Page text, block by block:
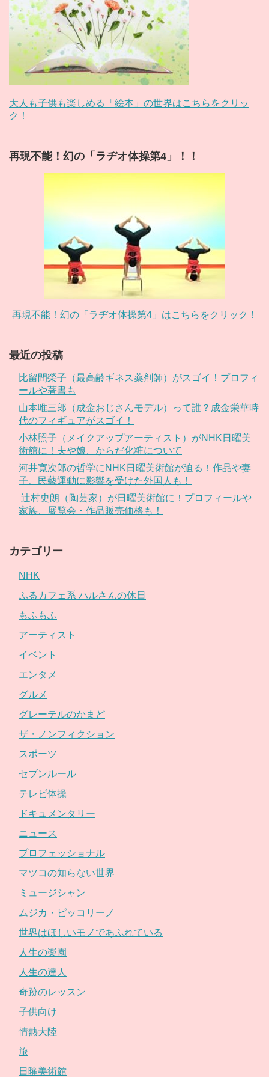
大人も子供も楽しめる「絵本」の世界はこちらをクリッ
ク！
再現不能！幻の「ラヂオ体操第4」！！
再現不能！幻の「ラヂオ体操第4」はこちらをクリック！
最近の投稿
比留間榮子（最高齢ギネス薬剤師）がスゴイ！プロフィ
ールや著書も
山本唯三郎（成金おじさんモデル）って誰？成金栄華時
代のフィギュアがスゴイ！
小林照子（メイクアップアーティスト）がNHK日曜美
術館に！夫や娘、からだ化粧について
河井寛次郎の哲学にNHK日曜美術館が迫る！作品や妻
子、民藝運動に影響を受けた外国人も！
辻村史朗（陶芸家）が日曜美術館に！プロフィールや
家族、展覧会・作品販売価格も！
カテゴリー
NHK
ふるカフェ系 ハルさんの休日
もふもふ
アーティスト
イベント
エンタメ
グルメ
グレーテルのかまど
ザ・ノンフィクション
スポーツ
セブンルール
テレビ体操
ドキュメンタリー
ニュース
プロフェッショナル
マツコの知らない世界
ミュージシャン
ムジカ・ピッコリーノ
世界はほしいモノであふれている
人生の楽園
人生の達人
奇跡のレッスン
子供向け
情熱大陸
旅
日曜美術館